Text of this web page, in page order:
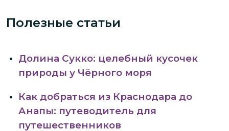
Полезные статьи
Долина Сукко: целебный кусочек
природы у Чёрного моря
Как добраться из Краснодара до
Анапы: путеводитель для
путешественников